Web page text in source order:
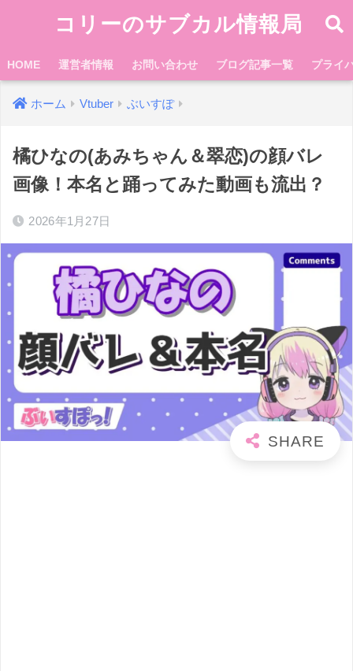
コリーのサブカル情報局
HOME 運営者情報 お問い合わせ ブログ記事一覧 プライ
ホーム Vtuber ぶいすぽ
橘ひなの(あみちゃん＆翠恋)の顔バレ
画像！本名と踊ってみた動画も流出？
2026年1月27日